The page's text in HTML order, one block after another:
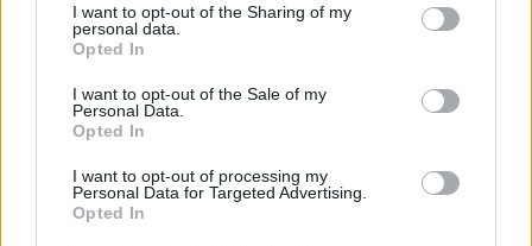
I want to opt-out of the Sharing of my
personal data.
Opted In
I want to opt-out of the Sale of my
Personal Data.
Opted In
I want to opt-out of processing my
Personal Data for Targeted Advertising.
Opted In
ΣΧΕΤΙΚA AΡΘΡΑ
Τραγωδία στην Εύβοια: Νεκρός
Τραγωδία στην Εύβοια: Νεκρός
37χρονος μετά από τροχαίο με